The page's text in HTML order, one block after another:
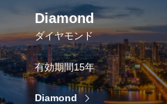
Diamond
ダイヤモンド
有効期間15年
Diamond